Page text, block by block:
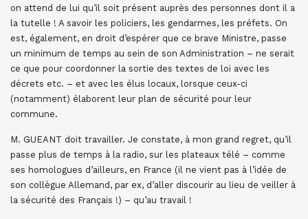
on attend de lui qu’il soit présent auprès des personnes dont il a
la tutelle ! A savoir les policiers, les gendarmes, les préfets. On
est, également, en droit d’espérer que ce brave Ministre, passe
un minimum de temps au sein de son Administration – ne serait
ce que pour coordonner la sortie des textes de loi avec les
décrets etc. – et avec les élus locaux, lorsque ceux-ci
(notamment) élaborent leur plan de sécurité pour leur
commune.
M. GUEANT doit travailler. Je constate, à mon grand regret, qu’il
passe plus de temps à la radio, sur les plateaux télé – comme
ses homologues d’ailleurs, en France (il ne vient pas à l’idée de
son collègue Allemand, par ex, d’aller discourir au lieu de veiller à
la sécurité des Français !) – qu’au travail !